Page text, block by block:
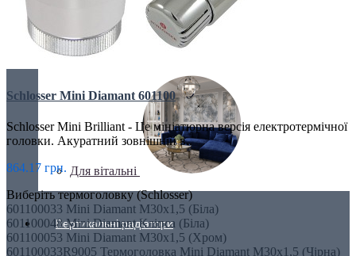
ДЛЯ КУХНІ
Для вітальні
Вертикальні радіатори
Schlosser Mini Diamant 601100
Schlosser Mini Brilliant - Це мініатюрна версія електротермічної
головки. Акуратний зовнішній в..
864.17 грн.
Виберіть термоголовку (Schlosser)
601100033 Mini Diamant M30x1,5 (Біла)
601100048 Mini Diamant Кліпса (Біла)
601100053 Mini Diamant M30x1,5 (Хром)
601100033R9005 Термоголовка Mini Diamant M30x1,5 (Чjрна)